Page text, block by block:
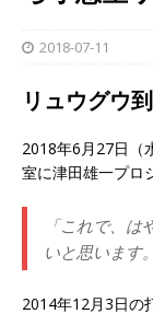
2018-07-11
リュウグウ
2018年6月27日（
室に津田雄一プロ
「これで、
いと思います
2014年12月3日の